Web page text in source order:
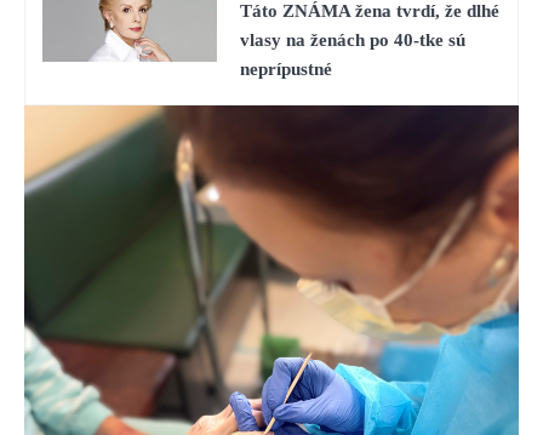
Táto ZNÁMA žena tvrdí, že dlhé
vlasy na ženách po 40-tke sú
neprípustné